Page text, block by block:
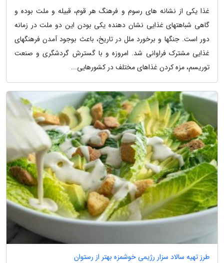
غذا یکی از نشانه های رسوم و فرهنگ هر قوم، قبیله و ملت بوده و
گاهی شباهتهای غذایی نشان دهنده یکی بودن این دو ملت در زمانه
دور است. جنگها و برخورد ملل در تاریخ، باعث بوجود آمدن فرهنگهای
غذایی مشترک فراوانی شد. امروزه و با گسترش گردشگری و صنعت
توریسم، مزه کردن غذاهای مختلف در کشورهایی...
طرز تهیه سالاد سزار رژیمی خوشمزه بهتر از رستوان